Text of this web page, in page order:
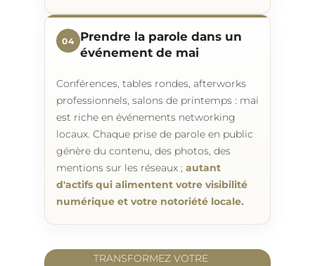
04 Prendre la parole dans un
événement de mai
Conférences, tables rondes, afterworks
professionnels, salons de printemps : mai
est riche en événements networking
locaux. Chaque prise de parole en public
génère du contenu, des photos, des
mentions sur les réseaux ; autant
d'actifs qui alimentent votre visibilité
numérique et votre notoriété locale.
TRANSFORMEZ VOTRE